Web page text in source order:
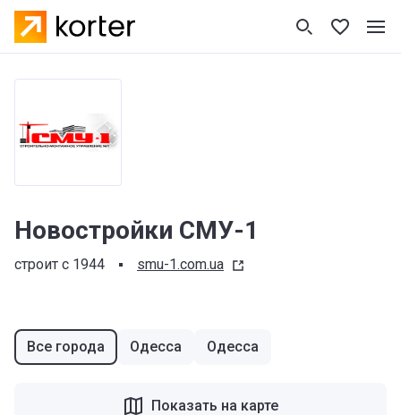
Новостройки СМУ-1
строит с 1944 smu-1.com.ua
Все города Одесса Одесса
Показать на карте